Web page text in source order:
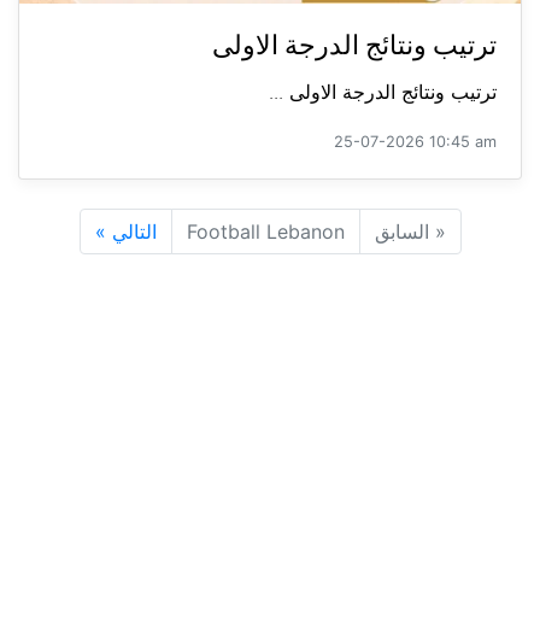
ترتيب ونتائج الدرجة الاولى
ترتيب ونتائج الدرجة الاولى ...
25-07-2026 10:45 am
« السابق Football Lebanon التالي »